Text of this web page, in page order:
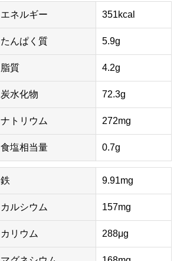
エネルギー 351kcal
たんぱく質 5.9g
脂質 4.2g
炭水化物 72.3g
ナトリウム 272mg
食塩相当量 0.7g
鉄 9.91mg
カルシウム 157mg
カリウム 288μg